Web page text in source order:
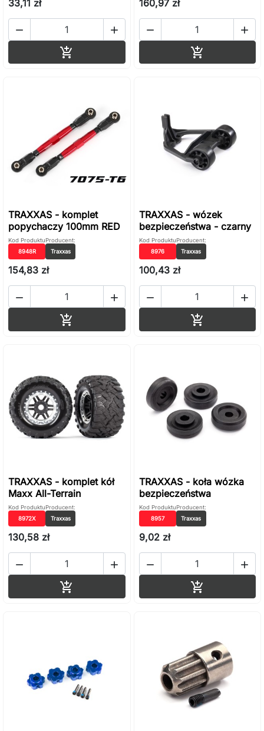
33,11 zł
 

160,97 zł
 

TRAXXAS - komplet
popychaczy 100mm RED
Kod Produktu
8948R
Producent:
Traxxas
154,83 zł
 

TRAXXAS - wózek
bezpieczeństwa - czarny
Kod Produktu
8976
Producent:
Traxxas
100,43 zł
 

TRAXXAS - komplet kół
Maxx All-Terrain
Kod Produktu
8972X
Producent:
Traxxas
130,58 zł
 

TRAXXAS - koła wózka
bezpieczeństwa
Kod Produktu
8957
Producent:
Traxxas
9,02 zł
 
